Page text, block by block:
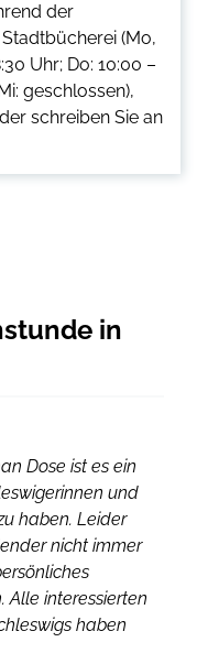
der
(Mo,
Uhr; Do: 10:00 –
geschlossen),
schreiben Sie an
in
Dose ist es ein
und
haben. Leider
nicht immer
Alle interessierten
haben